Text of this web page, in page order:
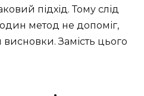
підхід. Тому слід
метод не допоміг,
Замість цього